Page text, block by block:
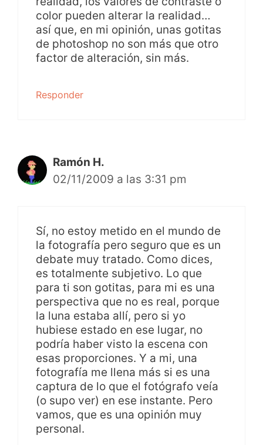
color pueden alterar la realidad…
así que, en mi opinión, unas gotitas
de photoshop no son más que otro
factor de alteración, sin más.
Responder
Ramón H.
02/11/2009 a las 3:31 pm
Sí, no estoy metido en el mundo de
la fotografía pero seguro que es un
debate muy tratado. Como dices,
es totalmente subjetivo. Lo que
para ti son gotitas, para mi es una
perspectiva que no es real, porque
la luna estaba allí, pero si yo
hubiese estado en ese lugar, no
podría haber visto la escena con
esas proporciones. Y a mi, una
fotografía me llena más si es una
captura de lo que el fotógrafo veía
(o supo ver) en ese instante. Pero
vamos, que es una opinión muy
personal.